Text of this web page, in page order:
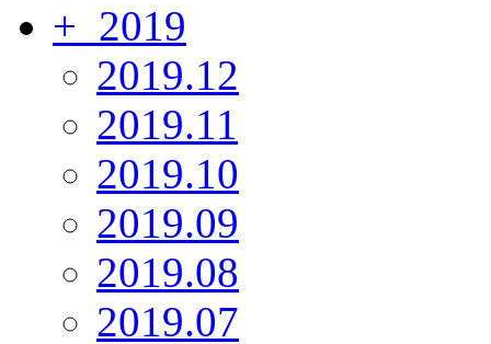
+ 2019
2019.12
2019.11
2019.10
2019.09
2019.08
2019.07